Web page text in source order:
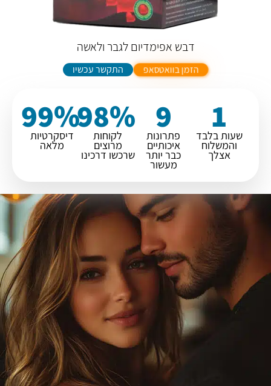
דבש אפימדיום לגבר ולאשה
הזמן בוואטסאפ התקשר עכשיו
שעות בלבד
והמשלוח
אצלך
2
פתרונות
איכותיים
כבר יותר
מעשור
10
לקוחות
מרוצים
שרכשו דרכינו
%
98
דיסקרטיות
מלאה
%
100